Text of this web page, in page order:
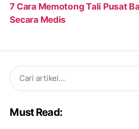
7 Cara Memotong Tali Pusat
Secara Medis
Search
for:
Must Read: